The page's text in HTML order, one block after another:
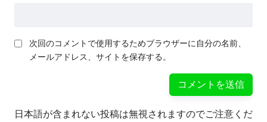
次回のコメントで使用するためブラウザーに自分の名前、
メールアドレス、サイトを保存する。
日本語が含まれない投稿は無視されますのでご注意くだ